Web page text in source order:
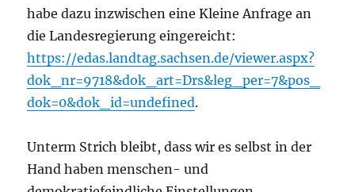
habe dazu inzwischen eine Kleine Anfrage an
die Landesregierung eingereicht:
https://edas.landtag.sachsen.de/viewer.aspx?
dok_nr=9718&dok_art=Drs&leg_per=7&pos_
dok=0&dok_id=undefined.
Unterm Strich bleibt, dass wir es selbst in der
Hand haben menschen- und